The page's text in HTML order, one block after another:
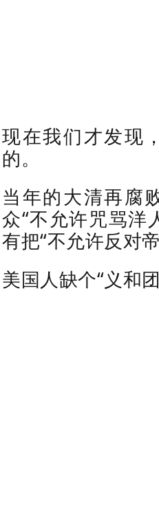
现在我们才发现
的。
当年的大清再腐
众“不允许咒骂洋
有把“不允许反对
美国人缺个“义和团